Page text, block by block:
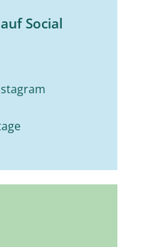
Social